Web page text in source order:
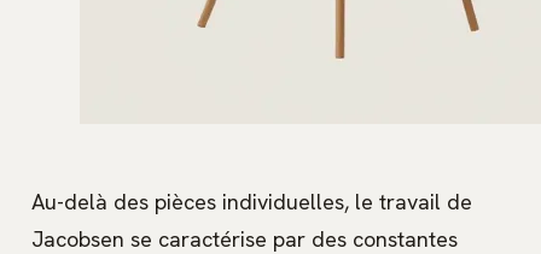
Au-delà des pièces individuelles, le travail de
Jacobsen se caractérise par des constantes